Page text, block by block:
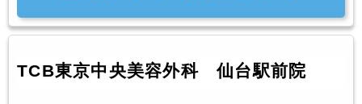
TCB東京中央美容外科 仙台駅前院